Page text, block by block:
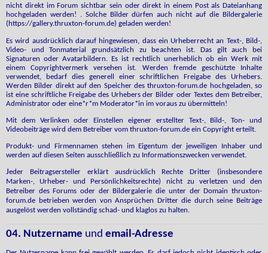
nicht direkt im Forum sichtbar sein oder direkt in einem Post als Dateianhang
hochgeladen werden! . Solche Bilder dürfen auch nicht auf die Bildergalerie
(https://gallery.thruxton-forum.de) geladen werden!
Es wird ausdrücklich darauf hingewiesen, dass ein Urheberrecht an Text-, Bild-,
Video- und Tonmaterial grundsätzlich zu beachten ist. Das gilt auch bei
Signaturen oder Avatarbildern. Es ist rechtlich unerheblich ob ein Werk mit
einem Copyrightvermerk versehen ist. Werden fremde geschützte Inhalte
verwendet, bedarf dies generell einer schriftlichen Freigabe des Urhebers.
Werden Bilder direkt auf den Speicher des thruxton-forum.de hochgeladen, so
ist eine schriftliche Freigabe des Urhebers der Bilder oder Textes dem Betreiber,
Administrator oder eine*r*m Moderator*in im voraus zu übermitteln!
Mit dem Verlinken oder Einstellen eigener erstellter Text-, Bild-, Ton- und
Videobeiträge wird dem Betreiber vom thruxton-forum.de ein Copyright erteilt.
Produkt- und Firmennamen stehen im Eigentum der jeweiligen Inhaber und
werden auf diesen Seiten ausschließlich zu Informationszwecken verwendet.
Jeder Beitragsersteller erklärt ausdrücklich Rechte Dritter (insbesondere
Marken-, Urheber- und Persönlichkeitsrechte) nicht zu verletzen und den
Betreiber des Forums oder der Bildergalerie die unter der Domain thruxton-
forum.de betrieben werden von Ansprüchen Dritter die durch seine Beiträge
ausgelöst werden vollständig schad- und klaglos zu halten.
04. Nutzername und email-Adresse